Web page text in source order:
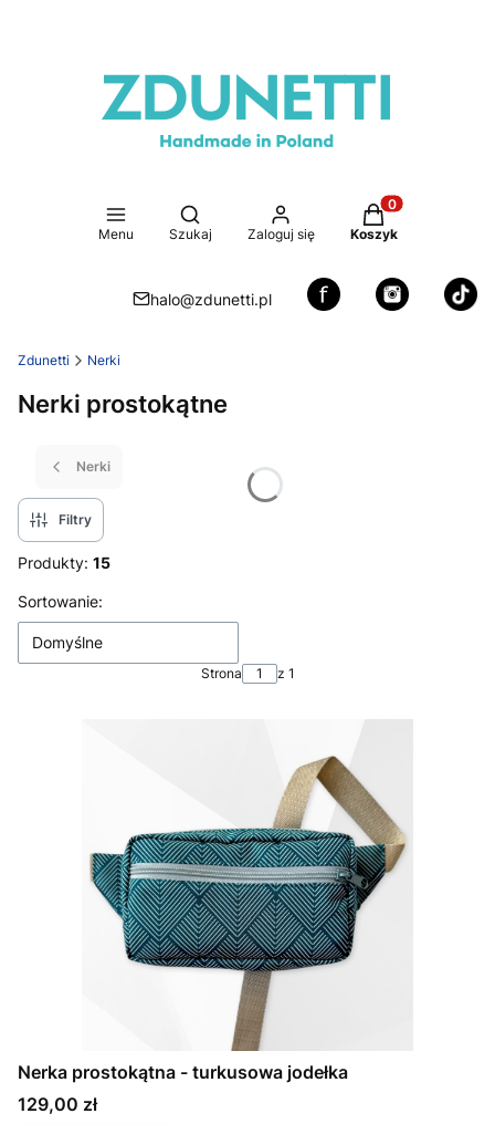
Menu
Otwórz wyszukiwarkę
Szukaj Zaloguj się
Produkty w
Koszyk
halo@zdunetti.pl
Zdunetti Nerki
Nerki prostokątne
Nerki
Filtry
Produkty: 15
Lista produktów
Sortowanie:
Domyślne
Strona z 1
Nerka prostokątna - turkusowa jodełka
Cena
129,00 zł